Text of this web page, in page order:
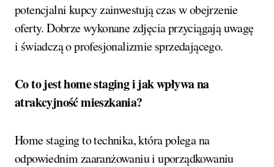
potencjalni kupcy zainwestują czas w obejrzenie
oferty. Dobrze wykonane zdjęcia przyciągają uwagę
i świadczą o profesjonalizmie sprzedającego.
Co to jest home staging i jak wpływa na
atrakcyjność mieszkania?
Home staging to technika, która polega na
odpowiednim zaaranżowaniu i uporządkowaniu